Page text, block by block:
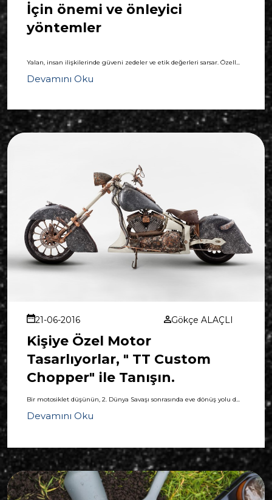
İçin önemi ve önleyici
yöntemler
Yalan, insan ilişkilerinde güveni zedeler ve etik değerleri sarsar. Özell...
Devamını Oku
21-06-2016 Gökçe ALAÇLI
Kişiye Özel Motor
Tasarlıyorlar, " TT Custom
Chopper" ile Tanışın.
Bir motosiklet düşünün, 2. Dünya Savaşı sonrasında eve dönüş yolu d...
Devamını Oku